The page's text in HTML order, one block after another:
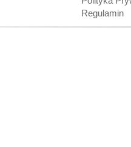
Regulamin